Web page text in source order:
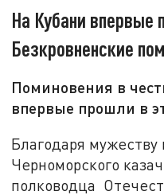
На Кубани впервые
Безкровненские
Поминовения в
впервые прошли в
Благодаря мужеству
Черноморского
полководца